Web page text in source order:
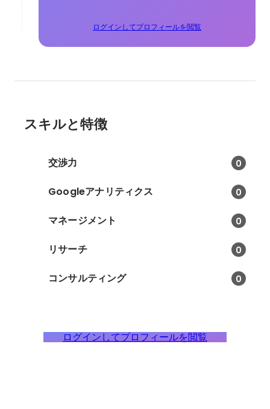
ログインしてプロフィールを閲覧
スキルと特徴
交渉力 0
Googleアナリティクス 0
マネージメント 0
リサーチ 0
コンサルティング 0
ログインしてプロフィールを閲覧